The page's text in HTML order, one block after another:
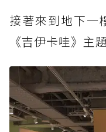
接著來到地下一
《吉伊卡哇》主